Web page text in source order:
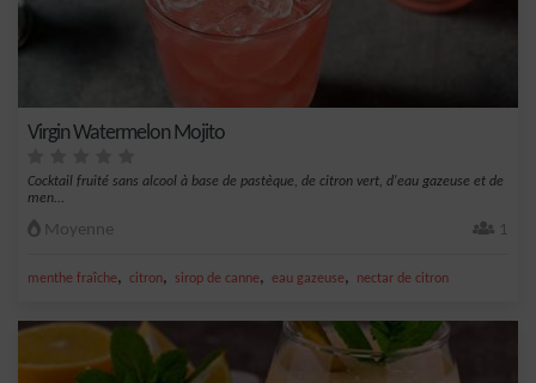
Virgin Watermelon Mojito
Cocktail fruité sans alcool à base de pastèque, de citron vert, d'eau gazeuse et de
men...
Moyenne 1
menthe fraîche, citron, sirop de canne, eau gazeuse, nectar de citron